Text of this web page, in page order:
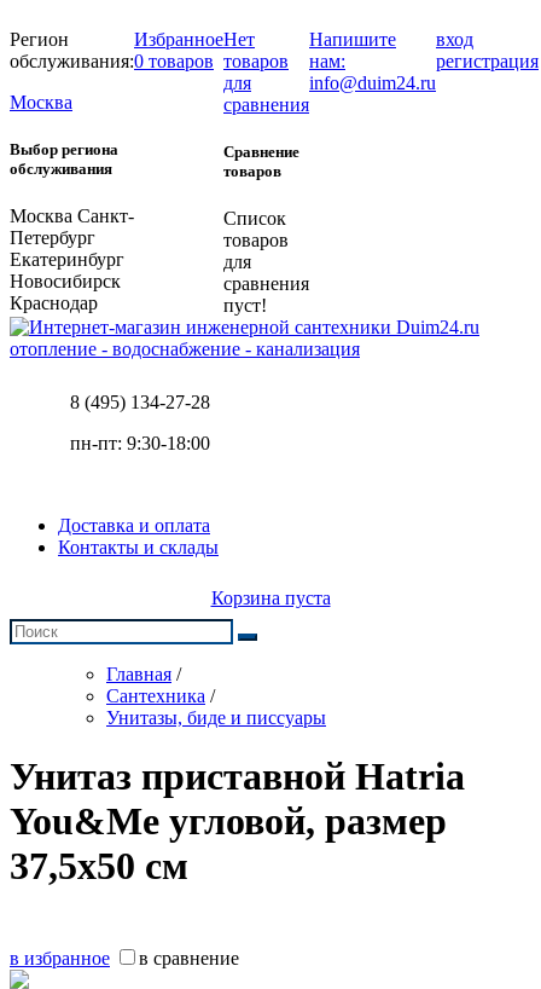
Регион
обслуживания:
Москва
Выбор региона
обслуживания
Москва Санкт-
Петербург
Екатеринбург
Новосибирск
Краснодар
Избранное
0 товаров
Нет
товаров
для
сравнения
Сравнение
товаров
Список
товаров
для
сравнения
пуст!
Напишите
нам:
info@duim24.ru
вход
регистрация
отопление - водоснабжение - канализация
8 (495) 134-27-28
пн-пт: 9:30-18:00
Доставка и оплата
Контакты и склады
Корзина пуста
Главная /
Сантехника /
Унитазы, биде и писсуары
Унитаз приставной Hatria
You&Me угловой, размер
37,5х50 см
в избранное в сравнение